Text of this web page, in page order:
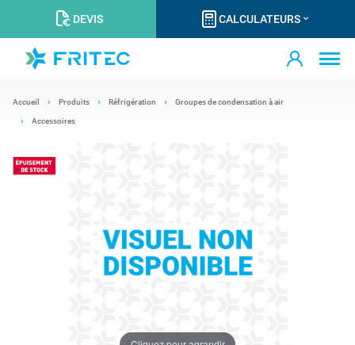
DEVIS CALCULATEURS
Accueil Produits Réfrigération Groupes de condensation à air
Accessoires